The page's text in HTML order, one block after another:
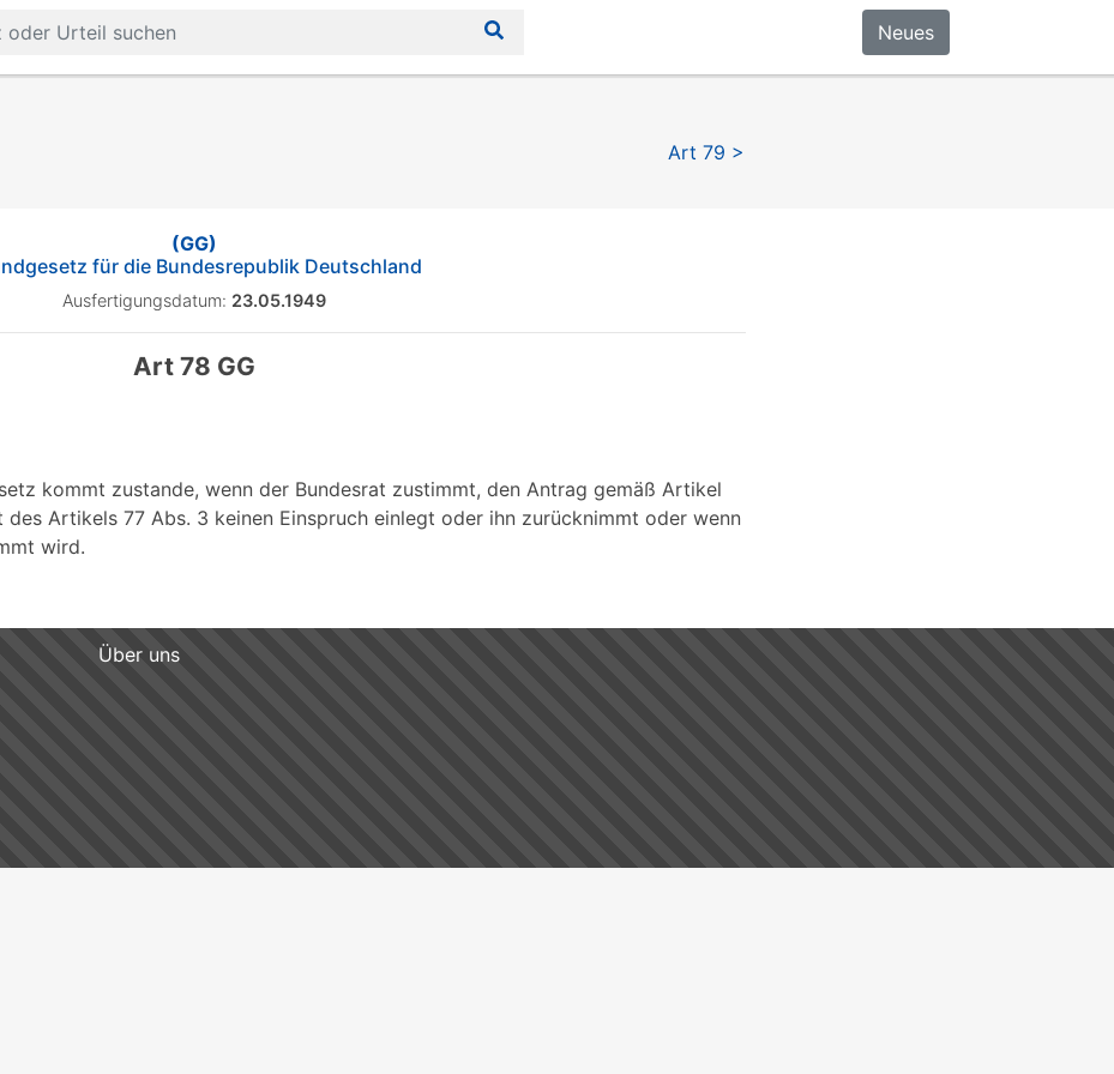
Neues
Art 79 >
(GG)
für die Bundesrepublik Deutschland
Ausfertigungsdatum: 23.05.1949
Art 78 GG
kommt zustande, wenn der Bundesrat zustimmt, den Antrag gemäß Artikel
Artikels 77 Abs. 3 keinen Einspruch einlegt oder ihn zurücknimmt oder wenn
wird.
Über uns